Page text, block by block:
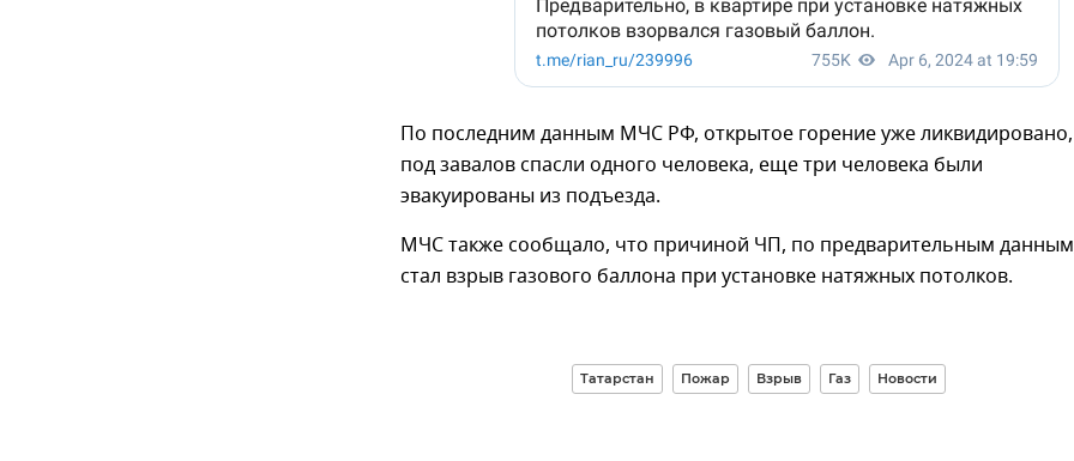
По последним данным МЧС РФ, открытое горение уже
под завалов спасли одного человека, еще три человека были
эвакуированы из подъезда.
МЧС также сообщало, что причиной ЧП, по предварительным
стал взрыв газового баллона при установке натяжных потолков.
Татарстан Пожар Взрыв Газ Новости